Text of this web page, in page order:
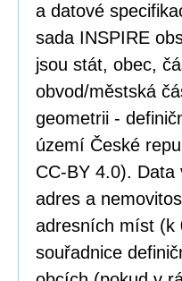
a datové
sada INSPIRE
jsou stát, obec,
obvod/městská
geometrii -
území České
CC-BY 4.0).
adres a
adresních míst (k
souřadnice